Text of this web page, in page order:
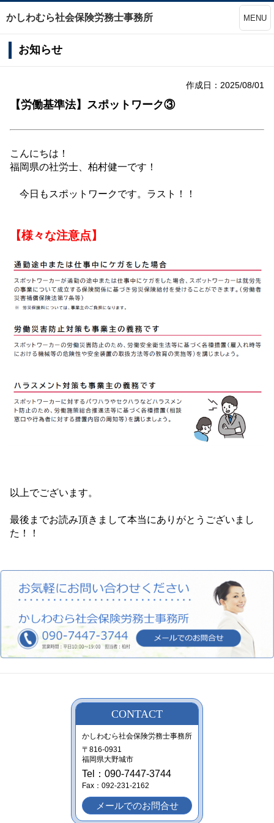
かしわむら社会保険労務士事務所 MENU
お知らせ
作成日：2025/08/01
【労働基準法】スポットワーク③
こんにちは！
福岡県の社労士、柏村健一です！
今日もスポットワークです。ラスト！！
【様々な注意点】
以上でございます。
最後までお読み頂きまして本当にありがとうございまし
た！！
CONTACT
かしわむら社会保険労務士事務所
〒816-0931
福岡県大野城市
Tel：090-7447-3744
Fax：092-231-2162
メールでのお問合せ